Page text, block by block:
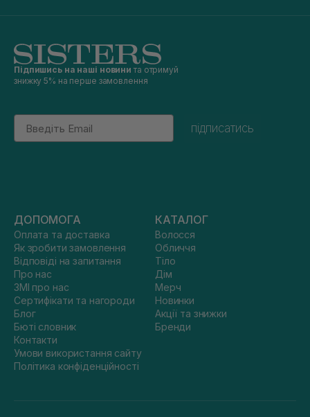
Підпишись на наші новини та отримуй
знижку 5% на перше замовлення
Email
підписатись
ДОПОМОГА
Оплата та доставка
Як зробити замовлення
Відповіді на запитання
Про нас
ЗМІ про нас
Сертифікати та нагороди
Блог
Бюті словник
Контакти
Умови використання сайту
Політика конфіденційності
КАТАЛОГ
Волосся
Обличчя
Тіло
Дім
Мерч
Новинки
Акції та знижки
Бренди